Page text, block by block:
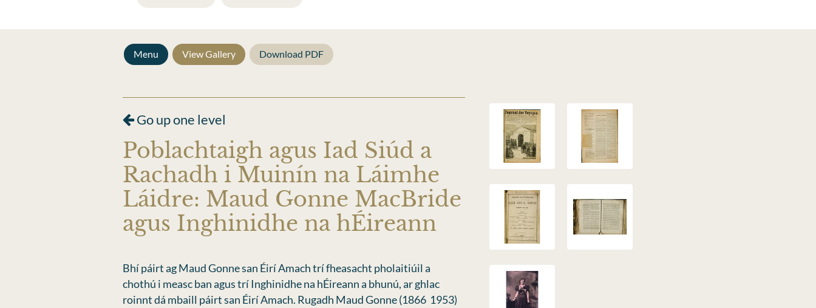
Menu View Gallery Download PDF
Go up one level
Poblachtaigh agus Iad Siúd a
Rachadh i Muinín na Láimhe
Láidre: Maud Gonne MacBride
agus Inghinidhe na hÉireann
Bhí páirt ag Maud Gonne san Éirí Amach trí fheasacht pholaitiúil a
chothú i measc ban agus trí Inghinidhe na hÉireann a bhunú, ar ghlac
roinnt dá mbaill páirt san Éirí Amach. Rugadh Maud Gonne (1866  1953)